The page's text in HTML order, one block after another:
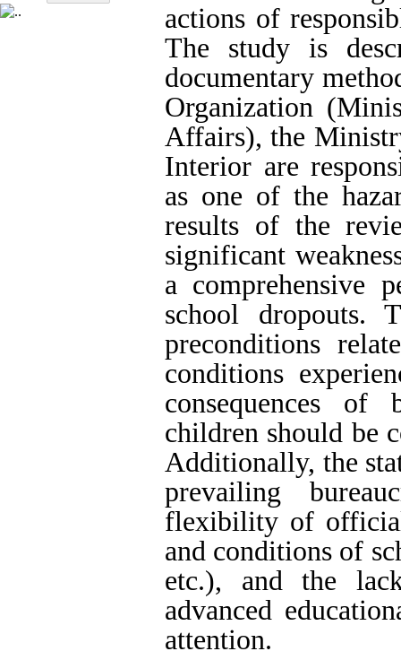
actions of
The study is
documentary
Organization
Affairs), the
Interior are
as one of the
results of the
significant
a comprehensive
school dropouts.
preconditions
conditions
consequences
children should be
Additionally, the
prevailing
flexibility of
and conditions of
etc.), and the
advanced
attention.